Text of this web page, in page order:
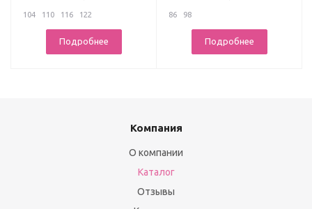
104 110 116 122
Подробнее
86 98
Подробнее
Компания
О компании
Каталог
Отзывы